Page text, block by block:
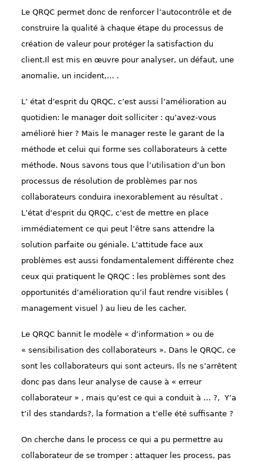
Le QRQC permet donc de renforcer l’autocontrôle et de
construire la qualité à chaque étape du processus de
création de valeur pour protéger la satisfaction du
client.I l est mis en œuvre pour analyser, un défaut, une
anomalie, un incident,… .
L’ état d’esprit du QRQC, c’est aussi l’amélioration au
quotidien: le manager doit solliciter : qu’avez-vous
amélioré hier ? Mais le manager reste le garant de la
méthode et celui qui forme ses collaborateurs à cette
méthode. Nous savons tous que l’utilisation d’un bon
processus de résolution de problèmes par nos
collaborateurs conduira inexorablement au résultat .
L’état d’esprit du QRQC, c’est de mettre en place
immédiatement ce qui peut l’être sans attendre la
solution parfaite ou géniale. L’attitude face aux
problèmes est aussi fondamentalement différente chez
ceux qui pratiquent le QRQC : les problèmes sont des
opportunités d’amélioration qu’il faut rendre visibles (
management visuel ) au lieu de les cacher.
Le QRQC bannit le modèle « d’information » ou de
« sensibilisation des collaborateurs ». Dans le QRQC, ce
sont les collaborateurs qui sont acteurs. Ils ne s’arrêtent
donc pas dans leur analyse de cause à « erreur
collaborateur » , mais qu’est ce qui a conduit à … ?, Y’a
t’il des standards?, la formation a t’elle été suffisante ?
On cherche dans le process ce qui a pu permettre au
collaborateur de se tromper : attaquer les process, pas